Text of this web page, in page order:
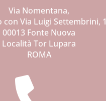
Via Nomentana,
con Via Luigi Settembrini, 1
00013 Fonte Nuova
Località Tor Lupara
ROMA